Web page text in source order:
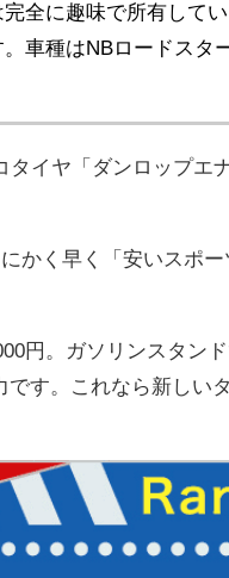
全に趣味で所有して
車種はNBロードスタ
イヤ「ダンロップエ
かく早く「安いスポ
円。ガソリンスタン
す。これなら新しい